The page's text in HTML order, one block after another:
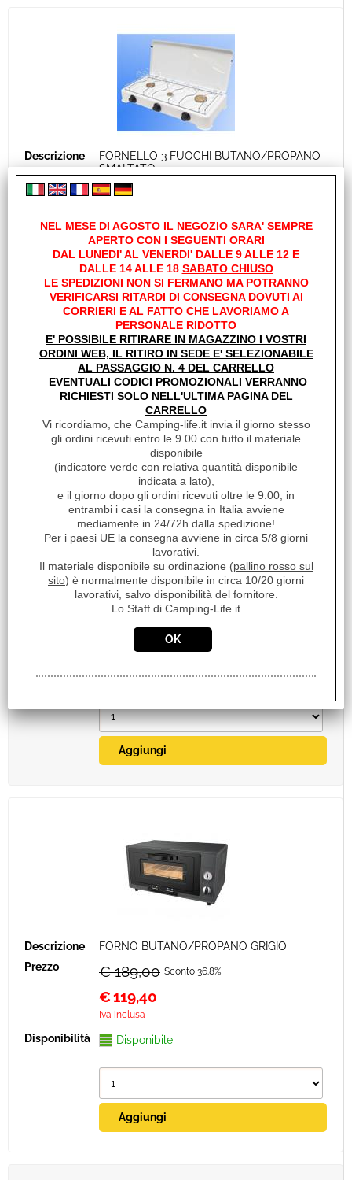
FORNELLO 3 FUOCHI BUTANO/PROPANO
SMALTATO
€ 60,88
€ 49,90
Iva inclusa
Disponibile su Ordinazione in circa
10/20gg (Tempistica indicativa non
vincolante)
FORNELLO 1 FUOCO BUTANO/PROPANO
NERO
€ 41,00 Sconto 51.5%
19,90
Iva inclusa
Disponibile
FORNO BUTANO/PROPANO GRIGIO
€ 189,00 Sconto 36.8%
€119,40
Iva inclusa
Disponibile
NEL MESE DI AGOSTO IL NEGOZIO SARA' SEMPRE
APERTO CON I SEGUENTI ORARI
DAL LUNEDI' AL VENERDI' DALLE 9 ALLE 12 E
DALLE 14 ALLE 18 SABATO CHIUSO
LE SPEDIZIONI NON SI FERMANO MA POTRANNO
VERIFICARSI RITARDI DI CONSEGNA DOVUTI AI
CORRIERI E AL FATTO CHE LAVORIAMO A
PERSONALE RIDOTTO
E' POSSIBILE RITIRARE IN MAGAZZINO I VOSTRI
ORDINI WEB, IL RITIRO IN SEDE E' SELEZIONABILE
AL PASSAGGIO N. 4 DEL CARRELLO
EVENTUALI CODICI PROMOZIONALI VERRANNO
RICHIESTI SOLO NELL'ULTIMA PAGINA DEL
CARRELLO
Vi ricordiamo, che Camping-life.it invia il giorno stesso
gli ordini ricevuti entro le 9.00 con tutto il materiale
disponibile
(indicatore verde con relativa quantità disponibile
indicata a lato),
e il giorno dopo gli ordini ricevuti oltre le 9.00, in
entrambi i casi la consegna in Italia avviene
mediamente in 24/72h dalla spedizione!
Per i paesi UE la consegna avviene in circa 5/8 giorni
lavorativi.
Il materiale disponibile su ordinazione (pallino rosso sul
sito) è normalmente disponibile in circa 10/20 giorni
lavorativi, salvo disponibilità del fornitore.
Lo Staff di Camping-Life.it